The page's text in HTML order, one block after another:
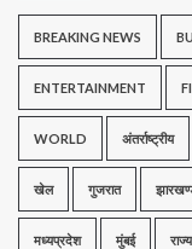
BREAKING NEWS
ENTERTAINMENT
WORLD अंतर्राष्ट्रीय
खेल गुजरात
मध्यप्रदेश मुंबई राज्य